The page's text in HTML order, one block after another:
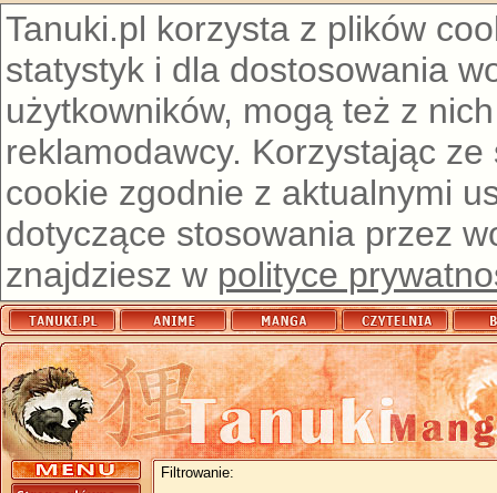
Tanuki.pl korzysta z plików
statystyk i dla dostosowania
użytkowników, mogą też z
reklamodawcy. Korzystając
cookie zgodnie z aktualnymi
dotyczące stosowania przez
znajdziesz w polityce
Filtrowanie: